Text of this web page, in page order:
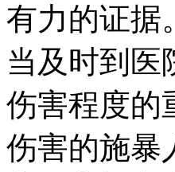
有力的证据
当及时到医
伤害程度的
伤害的施暴